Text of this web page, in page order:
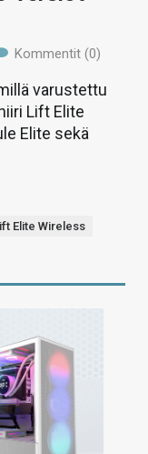
Kommentit (0)
varustettu
Lift Elite
Elite sekä
Elite Wireless